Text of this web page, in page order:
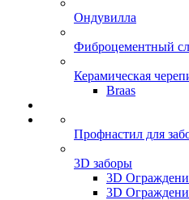
Ондувилла
Фиброцементный
Керамическая
Braas
Профнастил для
3D заборы
3D
3D